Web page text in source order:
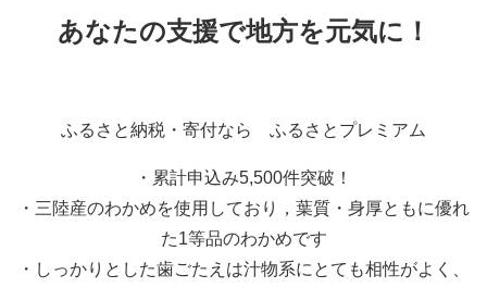
あなたの支援で地方を元気に！
ふるさと納税・寄付なら ふるさとプレミアム
・累計申込み5,500件突破！
・三陸産のわかめを使用しており，葉質・身厚ともに優れ
た1等品のわかめです
・しっかりとした歯ごたえは汁物系にとても相性がよく、